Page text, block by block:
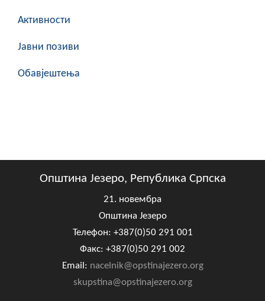
Активности
Јавни позиви
Обавјештења
Општина Језеро, Република Српска
21. новембра
Општина Језеро
Телефон: +387(0)50 291 001
Факс: +387(0)50 291 002
Email: nacelnik@opstinajezero.org
skupstina@opstinajezero.org